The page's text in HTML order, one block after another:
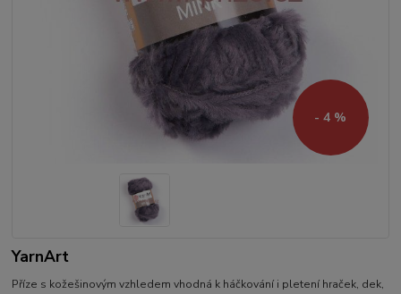
- 4 %
YarnArt
Příze s kožešinovým vzhledem vhodná k háčkování i pletení hraček, dek,